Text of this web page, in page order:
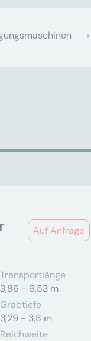
Auf Anfrage
Transportlänge
3,86 - 9,53 m
Grabtiefe
3,29 - 3,8 m
Reichweite